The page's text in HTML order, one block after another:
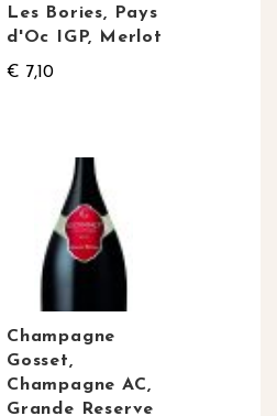
Les Bories, Pays
d'Oc IGP, Merlot
€ 7,10
Champagne
Gosset,
Champagne AC,
Grande Reserve